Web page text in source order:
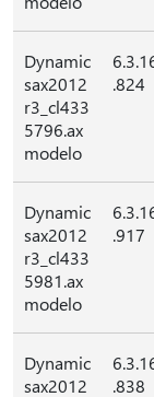
Dynamic
sax2012
r3_cl433
5796.ax
modelo
.824
Dynamic
sax2012
r3_cl433
5981.ax
modelo
.917
Dynamic
sax2012
.838